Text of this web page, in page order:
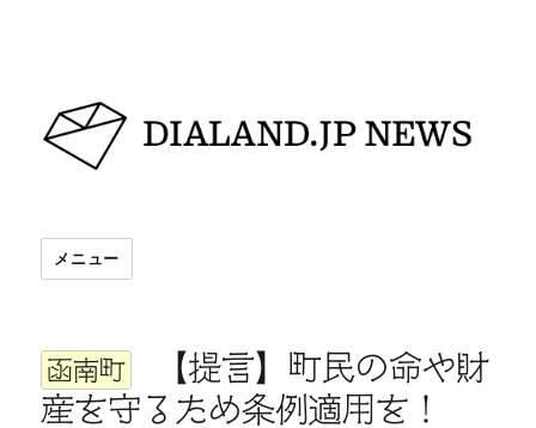
DIALAND.JP NEWS
メニュー
函南町
【提言】町民の命や財
産を守るため条例適用を！